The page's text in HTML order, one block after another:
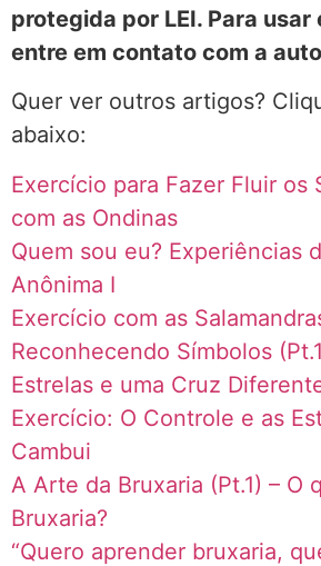
protegida por LEI. Para
entre em contato com a
Quer ver outros artigos?
abaixo:
Exercício para Fazer Fluir os
com as Ondinas
Quem sou eu? Experiências
Anônima I
Exercício com as
Reconhecendo Símbolos
Estrelas e uma Cruz
Exercício: O Controle e as
Cambui
A Arte da Bruxaria (Pt.1) – O
Bruxaria?
“Quero aprender bruxaria,